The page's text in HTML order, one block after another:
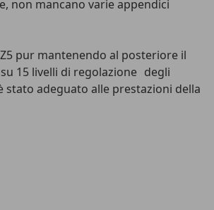
non mancano varie appendici
pur mantenendo al posteriore il
15 livelli di regolazione degli
adeguato alle prestazioni della